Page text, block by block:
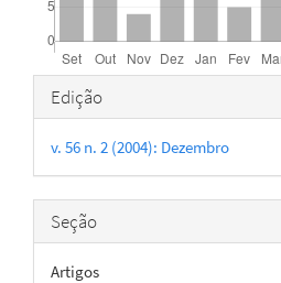
Detalhes
do
artigo
Edição
v. 56 n. 2 (2004): Dezembro
Seção
Artigos